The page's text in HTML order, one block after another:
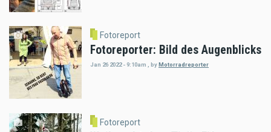
Fotoreport
Fotoreporter: Bild des Augenblicks
Jan 26 2022 - 9:10am , byMotorradreporter
Fotoreport